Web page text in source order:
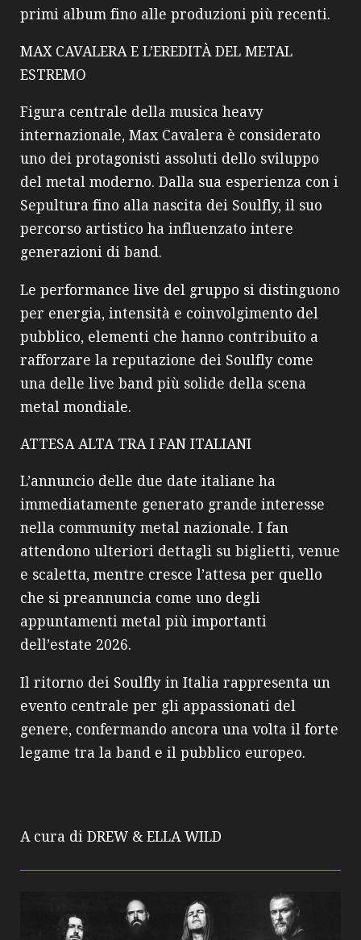
primi album fino alle produzioni più recenti.
MAX CAVALERA E L’EREDITÀ DEL METAL
ESTREMO
Figura centrale della musica heavy
internazionale, Max Cavalera è considerato
uno dei protagonisti assoluti dello sviluppo
del metal moderno. Dalla sua esperienza con i
Sepultura fino alla nascita dei Soulfly, il suo
percorso artistico ha influenzato intere
generazioni di band.
Le performance live del gruppo si distinguono
per energia, intensità e coinvolgimento del
pubblico, elementi che hanno contribuito a
rafforzare la reputazione dei Soulfly come
una delle live band più solide della scena
metal mondiale.
ATTESA ALTA TRA I FAN ITALIANI
L’annuncio delle due date italiane ha
immediatamente generato grande interesse
nella community metal nazionale. I fan
attendono ulteriori dettagli su biglietti, venue
e scaletta, mentre cresce l’attesa per quello
che si preannuncia come uno degli
appuntamenti metal più importanti
dell’estate 2026.
Il ritorno dei Soulfly in Italia rappresenta un
evento centrale per gli appassionati del
genere, confermando ancora una volta il forte
legame tra la band e il pubblico europeo.
A cura di DREW & ELLA WILD